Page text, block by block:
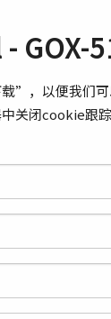
GOX-
”，以便我们
关闭cookie跟